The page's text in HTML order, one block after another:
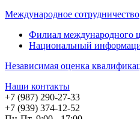
Международное сотрудничество
Филиал международного
Национальный
Независимая оценка
Наши контакты
+7 (987) 290-27-33
+7 (939) 374-12-52